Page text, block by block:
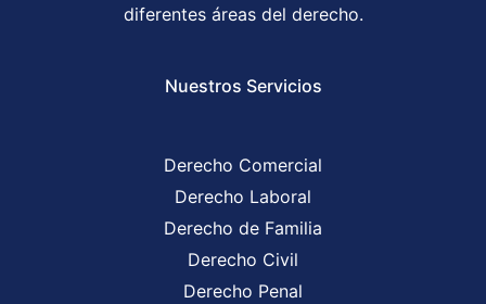
diferentes áreas del derecho.
Nuestros Servicios
Derecho Comercial
Derecho Laboral
Derecho de Familia
Derecho Civil
Derecho Penal